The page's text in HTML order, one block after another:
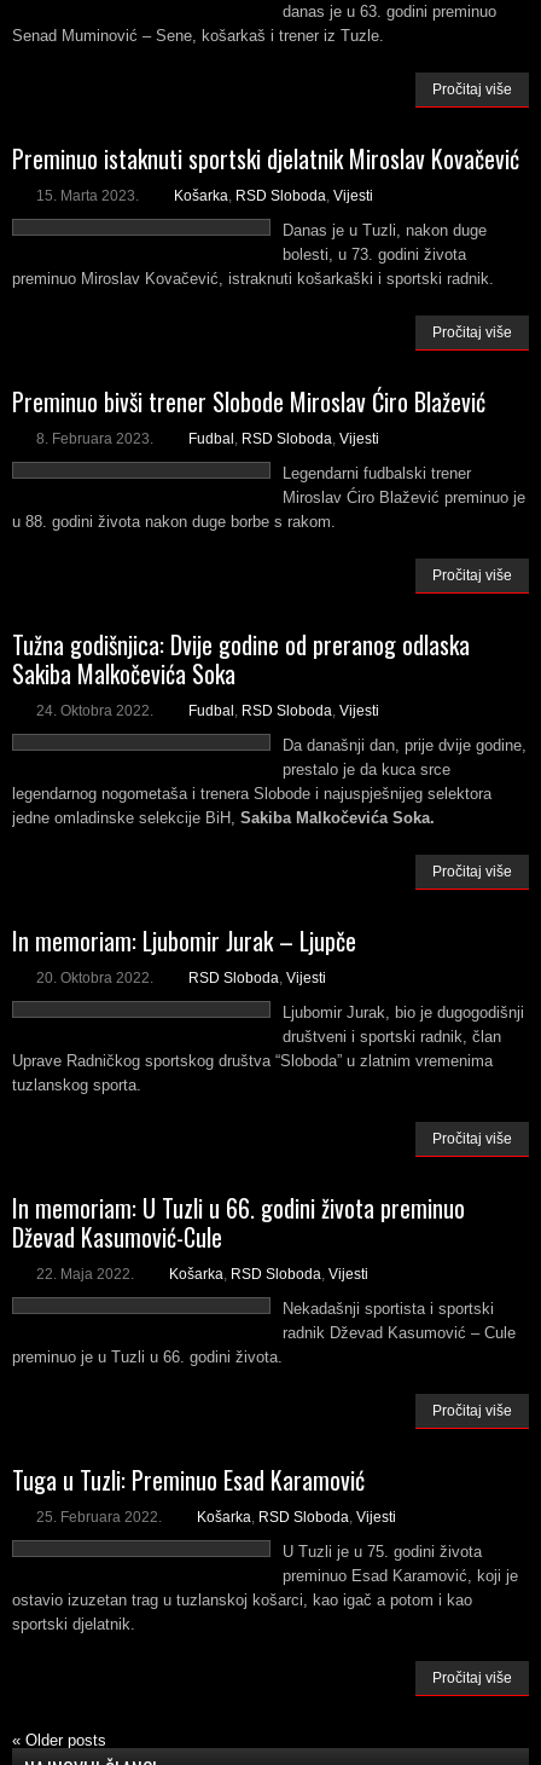
danas je u 63. godini preminuo
Senad Muminović – Sene, košarkaš i trener iz Tuzle.
Pročitaj više
Preminuo istaknuti sportski djelatnik Miroslav Kovačević
15. Marta 2023. Košarka RSD Sloboda Vijesti
Danas je u Tuzli, nakon duge
bolesti, u 73. godini života
preminuo Miroslav Kovačević, istraknuti košarkaški i sportski radnik.
Pročitaj više
Preminuo bivši trener Slobode Miroslav Ćiro Blažević
8. Februara 2023. Fudbal RSD Sloboda Vijesti
Legendarni fudbalski trener
Miroslav Ćiro Blažević preminuo je
u 88. godini života nakon duge borbe s rakom.
Pročitaj više
Tužna godišnjica: Dvije godine od preranog odlaska
Sakiba Malkočevića Soka
24. Oktobra 2022. Fudbal RSD Sloboda Vijesti
Da današnji dan, prije dvije godine,
prestalo je da kuca srce
legendarnog nogometaša i trenera Slobode i najuspješnijeg selektora
jedne omladinske selekcije BiH, Sakiba Malkočevića Soka.
Pročitaj više
In memoriam: Ljubomir Jurak – Ljupče
20. Oktobra 2022. RSD Sloboda Vijesti
Ljubomir Jurak, bio je dugogodišnji
društveni i sportski radnik, član
Uprave Radničkog sportskog društva “Sloboda” u zlatnim vremenima
tuzlanskog sporta.
Pročitaj više
In memoriam: U Tuzli u 66. godini života preminuo
Dževad Kasumović-Cule
22. Maja 2022. Košarka RSD Sloboda Vijesti
Nekadašnji sportista i sportski
radnik Dževad Kasumović – Cule
preminuo je u Tuzli u 66. godini života.
Pročitaj više
Tuga u Tuzli: Preminuo Esad Karamović
25. Februara 2022. Košarka RSD Sloboda Vijesti
U Tuzli je u 75. godini života
preminuo Esad Karamović, koji je
ostavio izuzetan trag u tuzlanskoj košarci, kao igač a potom i kao
sportski djelatnik.
Pročitaj više
« Older posts